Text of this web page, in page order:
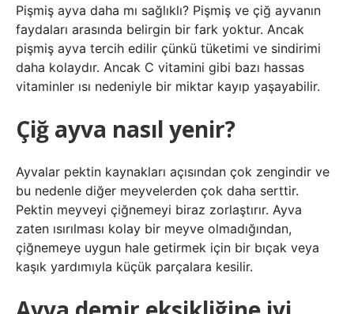
Pişmiş ayva daha mı sağlıklı? Pişmiş ve çiğ ayvanın
faydaları arasında belirgin bir fark yoktur. Ancak
pişmiş ayva tercih edilir çünkü tüketimi ve sindirimi
daha kolaydır. Ancak C vitamini gibi bazı hassas
vitaminler ısı nedeniyle bir miktar kayıp yaşayabilir.
Çiğ ayva nasıl yenir?
Ayvalar pektin kaynakları açısından çok zengindir ve
bu nedenle diğer meyvelerden çok daha serttir.
Pektin meyveyi çiğnemeyi biraz zorlaştırır. Ayva
zaten ısırılması kolay bir meyve olmadığından,
çiğnemeye uygun hale getirmek için bir bıçak veya
kaşık yardımıyla küçük parçalara kesilir.